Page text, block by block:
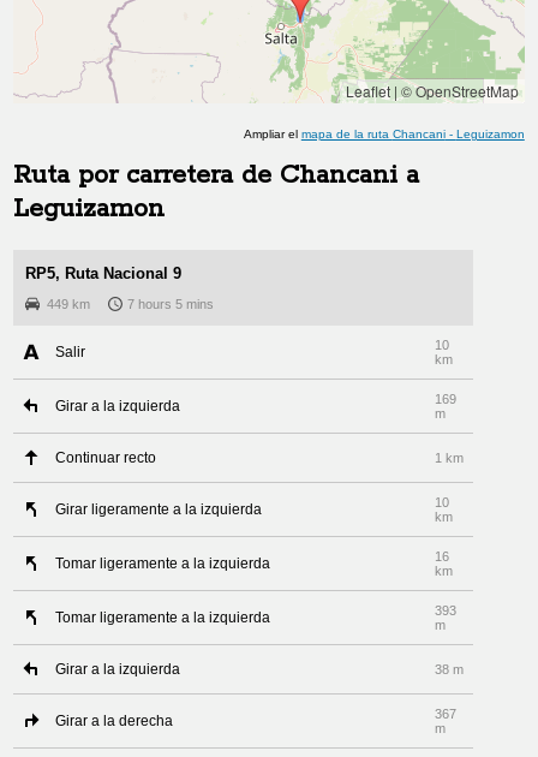
Leaflet| © OpenStreetMap
Ampliar el mapa de la ruta Chancani- Leguizamon
Ruta por carretera de Chancani a
Leguizamon
RP5, Ruta Nacional 9
449 km 7 hours 5 mins
Salir
10
km
Girar a la izquierda
169
m
Continuar recto 1 km
Girar ligeramente a la izquierda
10
km
Tomar ligeramente a la izquierda
16
km
Tomar ligeramente a la izquierda
393
m
Girar a la izquierda 38 m
Girar a la derecha
367
m